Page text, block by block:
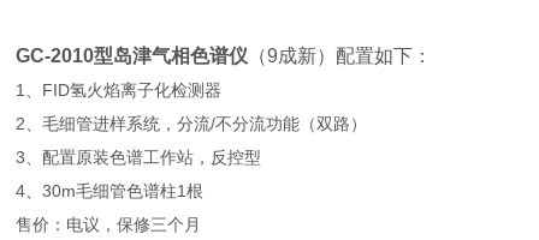
GC-2010型岛津气相色谱仪 （9成新）配置如下：
1、FID氢火焰离子化检测器
2、毛细管进样系统，分流/不分流功能（双路）
3、配置原装色谱工作站，反控型
4、30m毛细管色谱柱1根
售价：电议，保修三个月